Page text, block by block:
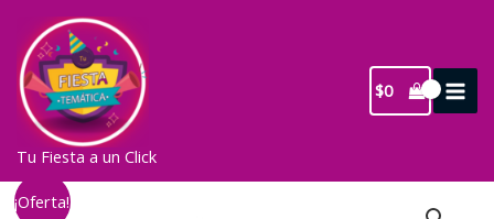
contenido
Tu Fiesta a un Click
$0
¡Oferta!